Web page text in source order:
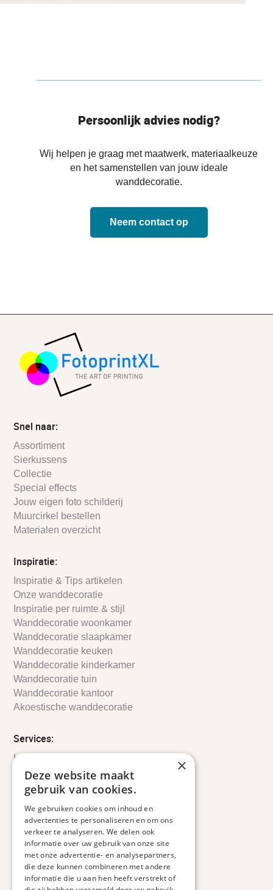
Persoonlijk advies nodig?
Wij helpen je graag met maatwerk, materiaalkeuze
en het samenstellen van jouw ideale
wanddecoratie.
Neem contact op
Snel naar:
Assortiment
Sierkussens
Collectie
Special effects
Jouw eigen foto schilderij
Muurcirkel bestellen
Materialen overzicht
Inspiratie:
Inspiratie & Tips artikelen
Onze wanddecoratie
Inspiratie per ruimte & stijl
Wanddecoratie woonkamer
Wanddecoratie slaapkamer
Wanddecoratie keuken
Wanddecoratie kinderkamer
Wanddecoratie tuin
Wanddecoratie kantoor
Akoestische wanddecoratie
Services:
Leveringsinformatie
Retourbeleid
Informatie
Veelgestelde vragen
Duurzaam ondernemen
Contact informatie
Etienne de Pinedaweg 34
×
Deze website maakt
gebruik van cookies.
We gebruiken cookies om inhoud en
advertenties te personaliseren en om ons
verkeer te analyseren. We delen ook
informatie over uw gebruik van onze site
met onze advertentie- en analysepartners,
die deze kunnen combineren met andere
informatie die u aan hen heeft verstrekt of